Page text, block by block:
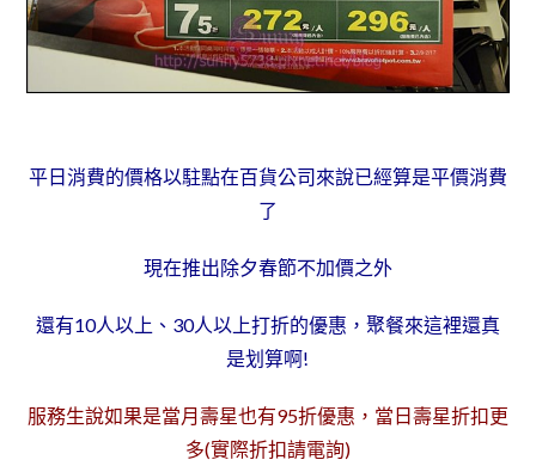
平日消費的價格以駐點在百貨公司來說已經算是平價消費
了
現在推出除夕春節不加價之外
還有10人以上、30人以上打折的優惠，聚餐來這裡還真
是划算啊!
服務生說如果是當月壽星也有95折優惠，當日壽星折扣更
多(實際折扣請電詢)